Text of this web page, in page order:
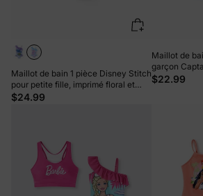
Maillot de bain 1 pièce Disney Stitch
pour petite fille, imprimé floral et
rayé coloré, épaules dénudées,
$24.99
Maillot de
garçon
imprimé
$22.99